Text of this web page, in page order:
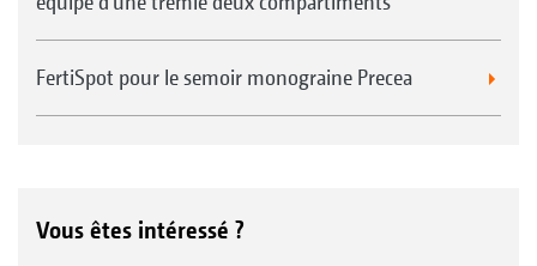
FertiSpot pour le semoir monograine Precea
Vous êtes intéressé ?